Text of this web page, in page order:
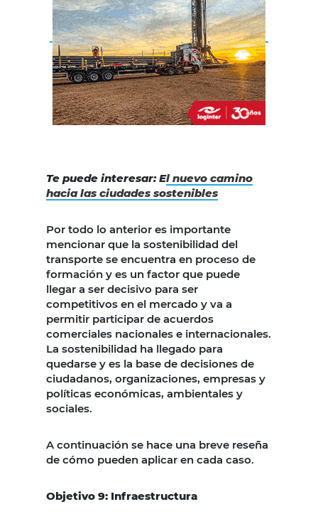
Te puede interesar: El nuevo camino
hacia las ciudades sostenibles
Por todo lo anterior es importante
mencionar que la sostenibilidad del
transporte se encuentra en proceso de
formación y es un factor que puede
llegar a ser decisivo para ser
competitivos en el mercado y va a
permitir participar de acuerdos
comerciales nacionales e internacionales.
La sostenibilidad ha llegado para
quedarse y es la base de decisiones de
ciudadanos, organizaciones, empresas y
políticas económicas, ambientales y
sociales.
A continuación se hace una breve reseña
de cómo pueden aplicar en cada caso.
Objetivo 9: Infraestructura